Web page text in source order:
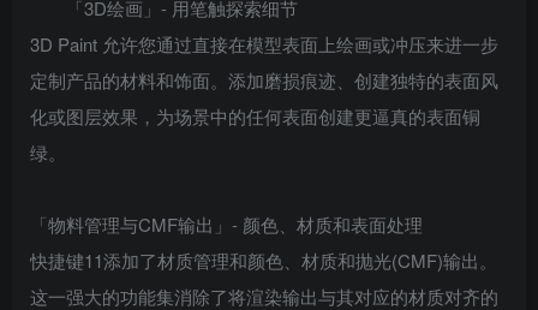
「3D绘画」- 用笔触探索细节
3D Paint 允许您通过直接在模型表面上绘画或冲压来进一步
定制产品的材料和饰面。添加磨损痕迹、创建独特的表面风
化或图层效果，为场景中的任何表面创建更逼真的表面铜
绿。
「物料管理与CMF输出」- 颜色、材质和表面处理
快捷键11添加了材质管理和颜色、材质和抛光(CMF)输出。
这一强大的功能集消除了将渲染输出与其对应的材质对齐的